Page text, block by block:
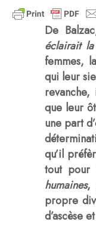
De
éclairait la
femmes,
qui leur
que leur
une part
qu’il
tout pour
humaines,
propre
d’ascèse